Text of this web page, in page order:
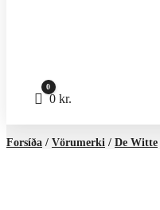
Cart
0
0 kr.
Forsíða / Vörumerki / De Witte